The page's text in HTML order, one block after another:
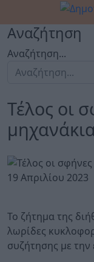
Αναζήτηση
Αναζήτηση...
Τέλος οι
19 Απριλίου 2023
Το ζήτημα της
λωρίδες
συζήτησης με